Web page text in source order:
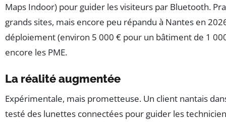
Maps Indoor) pour guider les visiteurs par Bluetooth.
grands sites, mais encore peu répandu à Nantes en
déploiement (environ 5 000 € pour un bâtiment de 1
encore les PME.
La réalité augmentée
Expérimentale, mais prometteuse. Un client nantais
testé des lunettes connectées pour guider les